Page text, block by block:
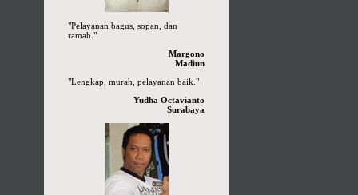
"Pelayanan bagus, sopan, dan
ramah."
Margono
Madiun
"Lengkap, murah, pelayanan baik."
Yudha Octavianto
Surabaya